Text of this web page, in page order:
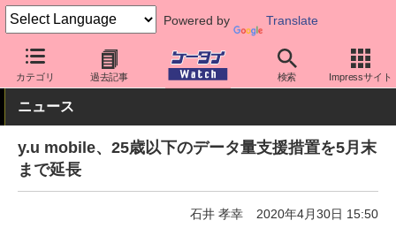
Powered by Translate
カテゴリ 過去記事 検索 Impressサイト
ケータイ Watch 格安スマホ/格安SIM 格安SIM/MVNO その他
ニュース
y.u mobile、25歳以下のデータ量支援措置を5月末
まで延長
石井 孝幸 2020年4月30日 15:50